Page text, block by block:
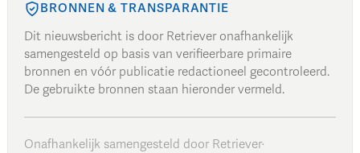
BRONNEN & TRANSPARANTIE
Dit nieuwsbericht is door Retriever onafhankelijk
samengesteld op basis van verifieerbare primaire
bronnen en vóór publicatie redactioneel gecontroleerd.
De gebruikte bronnen staan hieronder vermeld.
Onafhankelijk samengesteld door Retriever·